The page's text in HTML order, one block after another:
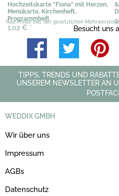
Hochzeitskarte "Fiona" mit Herzen,
Menükarte, Kirchenheft,
Programmheft
1,02 € *
*Alle Preise inkl. der gesetzlichen
Besucht uns
TIPPS, TRENDS UND
UNSEREM NEWSLETTER AN
WEDDIX GMBH
Wir über uns
Impressum
AGBs
Datenschutz